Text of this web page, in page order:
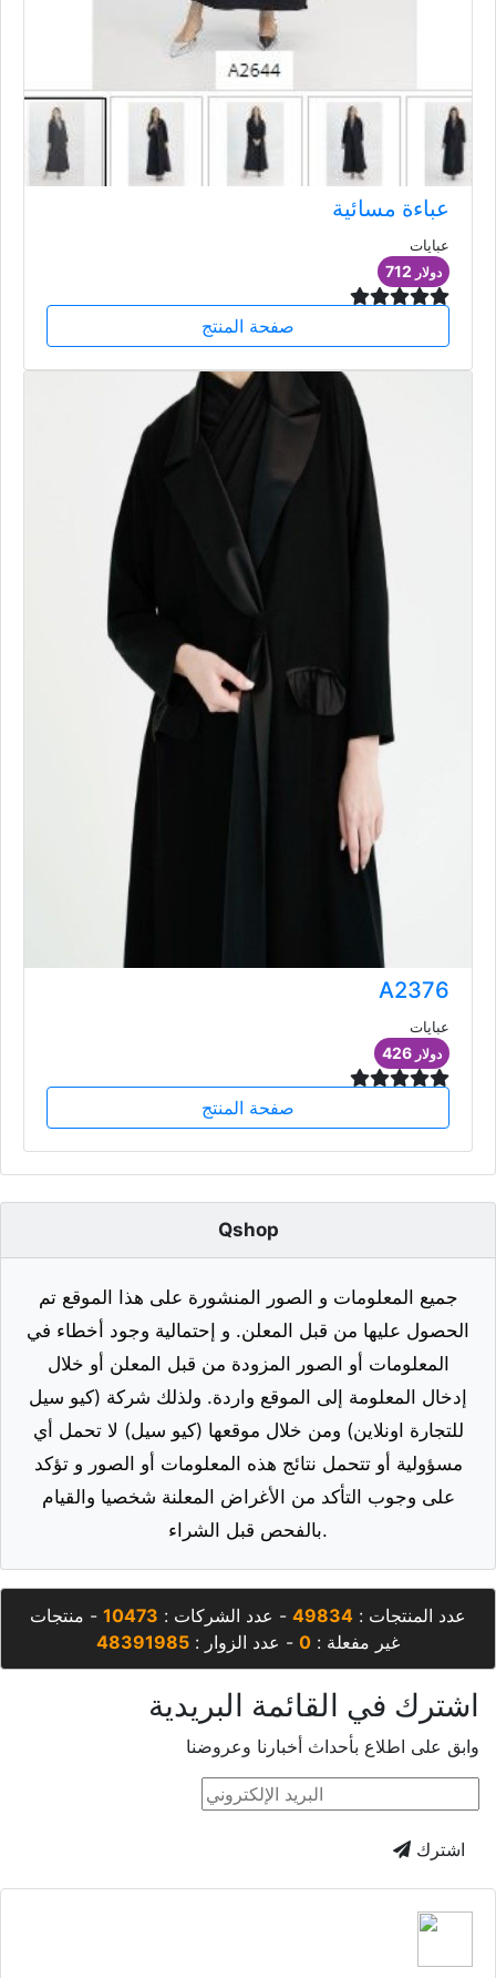
عباءة مسائية
عبايات
712 دولار
صفحة المنتج
A2376
عبايات
426 دولار
صفحة المنتج
Qshop
جميع المعلومات و الصور المنشورة على هذا الموقع تم
الحصول عليها من قبل المعلن. و إحتمالية وجود أخطاء في
المعلومات أو الصور المزودة من قبل المعلن أو خلال
إدخال المعلومة إلى الموقع واردة. ولذلك شركة (كيو سيل
للتجارة اونلاين) ومن خلال موقعها (كيو سيل) لا تحمل أي
مسؤولية أو تتحمل نتائج هذه المعلومات أو الصور و تؤكد
على وجوب التأكد من الأغراض المعلنة شخصيا والقيام
بالفحص قبل الشراء.
عدد المنتجات : 49834 - عدد الشركات : 10473 - منتجات
غير مفعلة : 0 - عدد الزوار : 48391985
اشترك في القائمة البريدية
وابق على اطلاع بأحداث أخبارنا وعروضنا
اشترك